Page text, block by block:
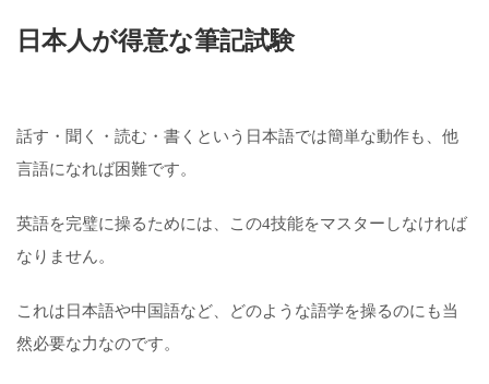
日本人が得意な筆記試験
話す・聞く・読む・書くという日本語では簡単な動作も、他
言語になれば困難です。
英語を完璧に操るためには、この4技能をマスターしなければ
なりません。
これは日本語や中国語など、どのような語学を操るのにも当
然必要な力なのです。